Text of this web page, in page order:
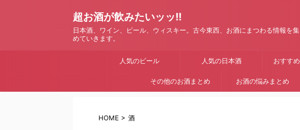
超お酒が飲みたいッッ!!
日本酒、ワイン、ビール、ウィスキー。古今東西、お酒にまつわる情報を集
めていきます。
人気のビール 人気の日本酒 おすす
その他のお酒まとめ お酒の悩みまとめ
HOME > 酒